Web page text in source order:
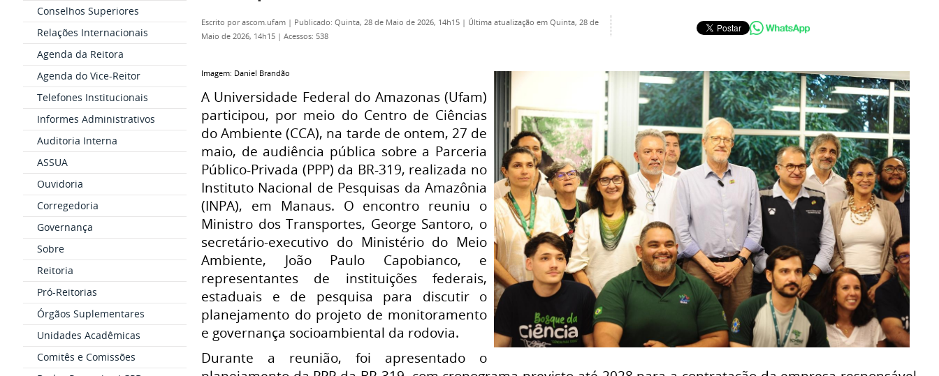
Conselhos Superiores
Relações Internacionais
Agenda da Reitora
Agenda do Vice-Reitor
Telefones Institucionais
Informes Administrativos
Auditoria Interna
ASSUA
Ouvidoria
Corregedoria
Governança
Sobre
Reitoria
Pró-Reitorias
Órgãos Suplementares
Unidades Acadêmicas
Comitês e Comissões
Escrito porascom.ufam | Publicado: Quinta, 28 de Maio de 2026, 14h15 | Última atualização em Quinta, 28 de
Maio de 2026, 14h15 | Acessos: 538
Imagem: Daniel Brandão
A Universidade Federal do Amazonas (Ufam)
participou, por meio do Centro de Ciências
do Ambiente (CCA), na tarde de ontem, 27 de
maio, de audiência pública sobre a Parceria
Público-Privada (PPP) da BR-319, realizada no
Instituto Nacional de Pesquisas da Amazônia
(INPA), em Manaus. O encontro reuniu o
Ministro dos Transportes, George Santoro, o
secretário-executivo do Ministério do Meio
Ambiente, João Paulo Capobianco, e
representantes de instituições federais,
estaduais e de pesquisa para discutir o
planejamento do projeto de monitoramento
e governança socioambiental da rodovia.
Durante a reunião, foi apresentado o